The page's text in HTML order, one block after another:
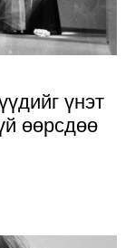
үнэт
өөрсдөө